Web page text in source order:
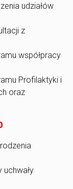
udziałów
z
współpracy
Profilaktyki i
oraz
uchwały